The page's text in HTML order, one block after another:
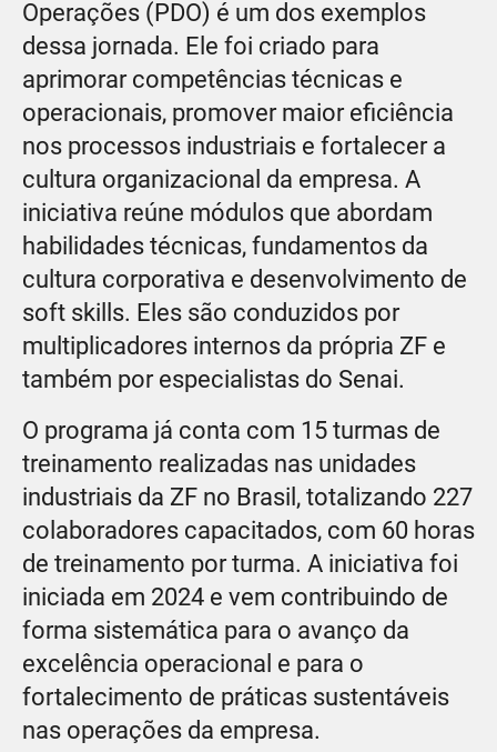
Operações (PDO) é um dos exemplos
dessa jornada. Ele foi criado para
aprimorar competências técnicas e
operacionais, promover maior eficiência
nos processos industriais e fortalecer a
cultura organizacional da empresa. A
iniciativa reúne módulos que abordam
habilidades técnicas, fundamentos da
cultura corporativa e desenvolvimento de
soft skills. Eles são conduzidos por
multiplicadores internos da própria ZF e
também por especialistas do Senai.
O programa já conta com 15 turmas de
treinamento realizadas nas unidades
industriais da ZF no Brasil, totalizando 227
colaboradores capacitados, com 60 horas
de treinamento por turma. A iniciativa foi
iniciada em 2024 e vem contribuindo de
forma sistemática para o avanço da
excelência operacional e para o
fortalecimento de práticas sustentáveis
nas operações da empresa.